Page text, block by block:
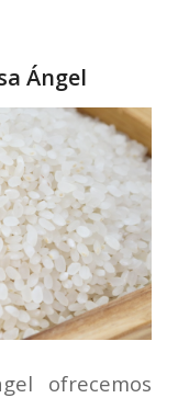
Ángel
ofrecemos